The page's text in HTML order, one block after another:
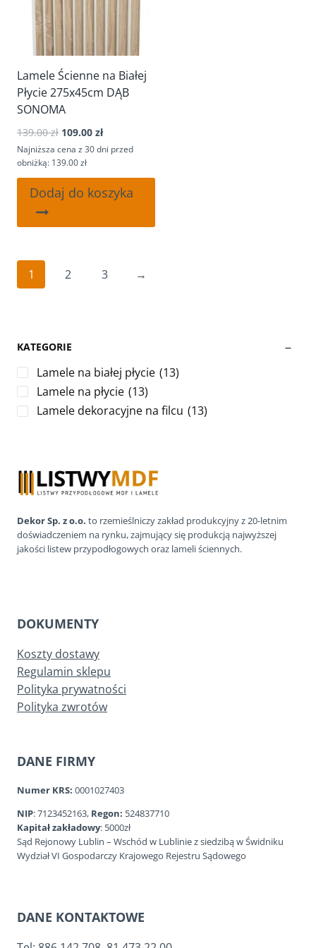
Lamele Ścienne na Białej
Płycie 275x45cm DĄB
SONOMA
139.00zł Pierwotna
cena
wynosiła:
139.00 zł.
109.00 złAktualna
cena
109.00 zł.
Najniższa cena z 30 dni przed
obniżką: 139.00 zł
Dodaj do koszyka
1 2 3 →
KATEGORIE
Lamele na białej płycie (13)
Lamele na płycie (13)
Lamele dekoracyjne na filcu (13)
Dekor Sp. z o.o. to rzemieślniczy zakład produkcyjny z 20-letnim
doświadczeniem na rynku, zajmujący się produkcją najwyższej
jakości listew przypodłogowych oraz lameli ściennych.
DOKUMENTY
Koszty dostawy
Regulamin sklepu
Polityka prywatności
Polityka zwrotów
DANE FIRMY
Numer KRS: 0001027403
NIP: 7123452163, Regon: 524837710
Kapitał zakładowy: 5000zł
Sąd Rejonowy Lublin – Wschód w Lublinie z siedzibą w Świdniku
Wydział VI Gospodarczy Krajowego Rejestru Sądowego
DANE KONTAKTOWE